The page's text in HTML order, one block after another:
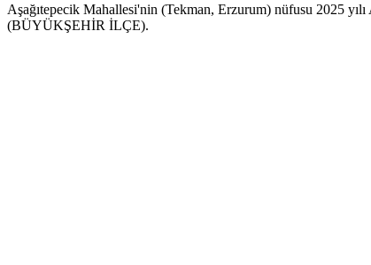
Aşağıtepecik Mahallesi'nin (Tekman, Erzurum) nüfusu 2025
(BÜYÜKŞEHİR İLÇE).